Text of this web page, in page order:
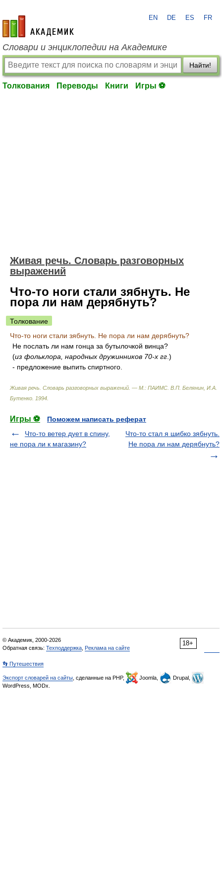
academic.ru
EN DE ES FR
Словари и энциклопедии на Академике
Найти!
Толкования Переводы Книги Игры ⚽
Живая речь. Словарь разговорных
выражений
Что-то ноги стали зябнуть. Не
пора ли нам дерябнуть?
Толкование
Что-то ноги стали зябнуть. Не пора ли нам дерябнуть?
Не послать ли нам гонца за бутылочкой винца?
(из фольклора, народных дружинников 70-х гг .)
- предложение выпить спиртного.
Живая речь. Словарь разговорных выражений. — М.: ПАИМС В.П. Белянин, И.А.
Бутенко 1994
Игры ⚽
Поможем написать реферат
Что-то ветер дует в спину,
не пора ли к магазину?
Что-то стал я шибко зябнуть.
Не пора ли нам дерябнуть?
18+
© Академик, 2000-2026
Обратная связь: Техподдержка Реклама на сайте
👣 Путешествия
Экспорт словарей на сайты , сделанные на PHP, Joomla,
Drupal,
WordPress, MODx.